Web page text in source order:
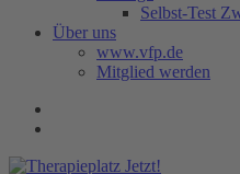
Selbst-Test
Über uns
www.vfp.de
Mitglied werden